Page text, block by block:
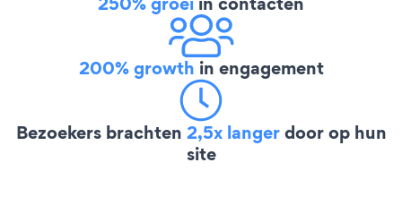
200% growth in engagement
Bezoekers brachten 2,5x langerdoor op hun
site